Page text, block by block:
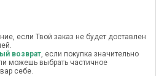
если Твой заказ не будет доставлен
возврат, если покупка значительно
можешь выбрать частичное
себе.